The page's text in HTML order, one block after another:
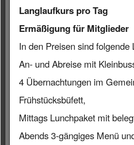
Langlaufkurs pro
Ermäßigung für
In den Preisen sind folgende
An- und Abreise mit
4 Übernachtungen im
Frühstücksbüfett,
Mittags Lunchpaket mit
Abends 3-gängiges Menü